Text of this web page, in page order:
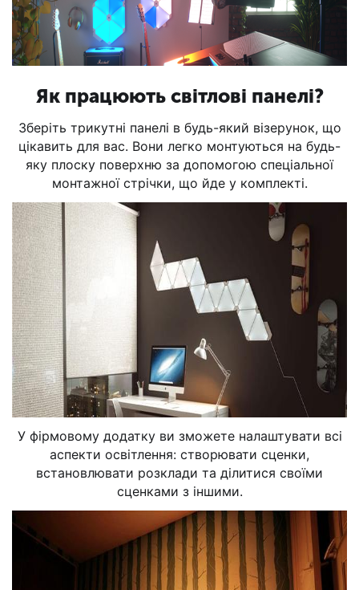
Як працюють світлові панелі?
Зберіть трикутні панелі в будь-який візерунок, що
цікавить для вас. Вони легко монтуються на будь-
яку плоску поверхню за допомогою спеціальної
монтажної стрічки, що йде у комплекті.
У фірмовому додатку ви зможете налаштувати всі
аспекти освітлення: створювати сценки,
встановлювати розклади та ділитися своїми
сценками з іншими.